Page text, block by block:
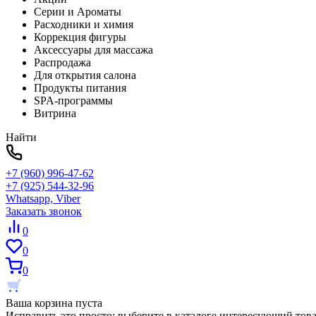
Серии и Ароматы
Расходники и химия
Коррекция фигуры
Аксессуары для массажа
Распродажа
Для открытия салона
Продукты питания
SPA-программы
Витрина
Найти
+7 (960) 996-47-62
+7 (925) 544-32-96
Whatsapp, Viber
Заказать звонок
0
0
0
Ваша корзина пуста